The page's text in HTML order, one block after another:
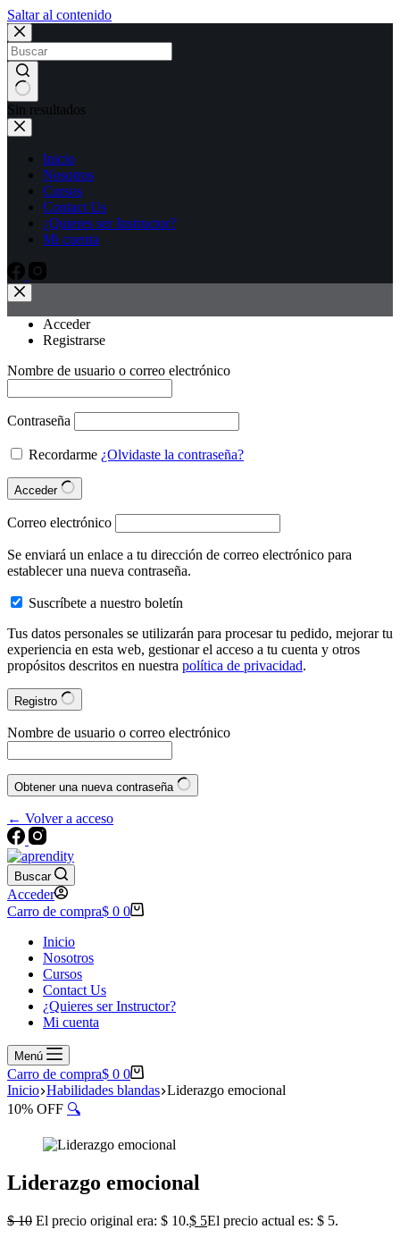
Saltar al contenido
Sin resultados
Inicio
Nosotros
Cursos
Contact Us
¿Quieres ser Instructor?
Mi cuenta
Acceder
Registrarse
Nombre de usuario o correo electrónico
Contraseña
Recordarme ¿Olvidaste la contraseña?
Acceder
Correo electrónico
Se enviará un enlace a tu dirección de correo electrónico para
establecer una nueva contraseña.
Suscríbete a nuestro boletín
Tus datos personales se utilizarán para procesar tu pedido, mejorar tu
experiencia en esta web, gestionar el acceso a tu cuenta y otros
propósitos descritos en nuestra política de privacidad.
Registro
Nombre de usuario o correo electrónico
Obtener una nueva contraseña
← Volver a acceso
Buscar
Acceder
Carro de compra$ 0 0
Inicio
Nosotros
Cursos
Contact Us
¿Quieres ser Instructor?
Mi cuenta
Menú
Carro de compra$ 0 0
Inicio Habilidades blandas Liderazgo emocional
10% OFF 🔍
Liderazgo emocional
$10 El precio original era: $ 10.$ 5El precio actual es: $ 5.